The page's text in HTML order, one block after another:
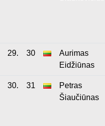
29. 30
Aurimas
Eidžiūnas
30. 31
Petras
Šiaučiūnas